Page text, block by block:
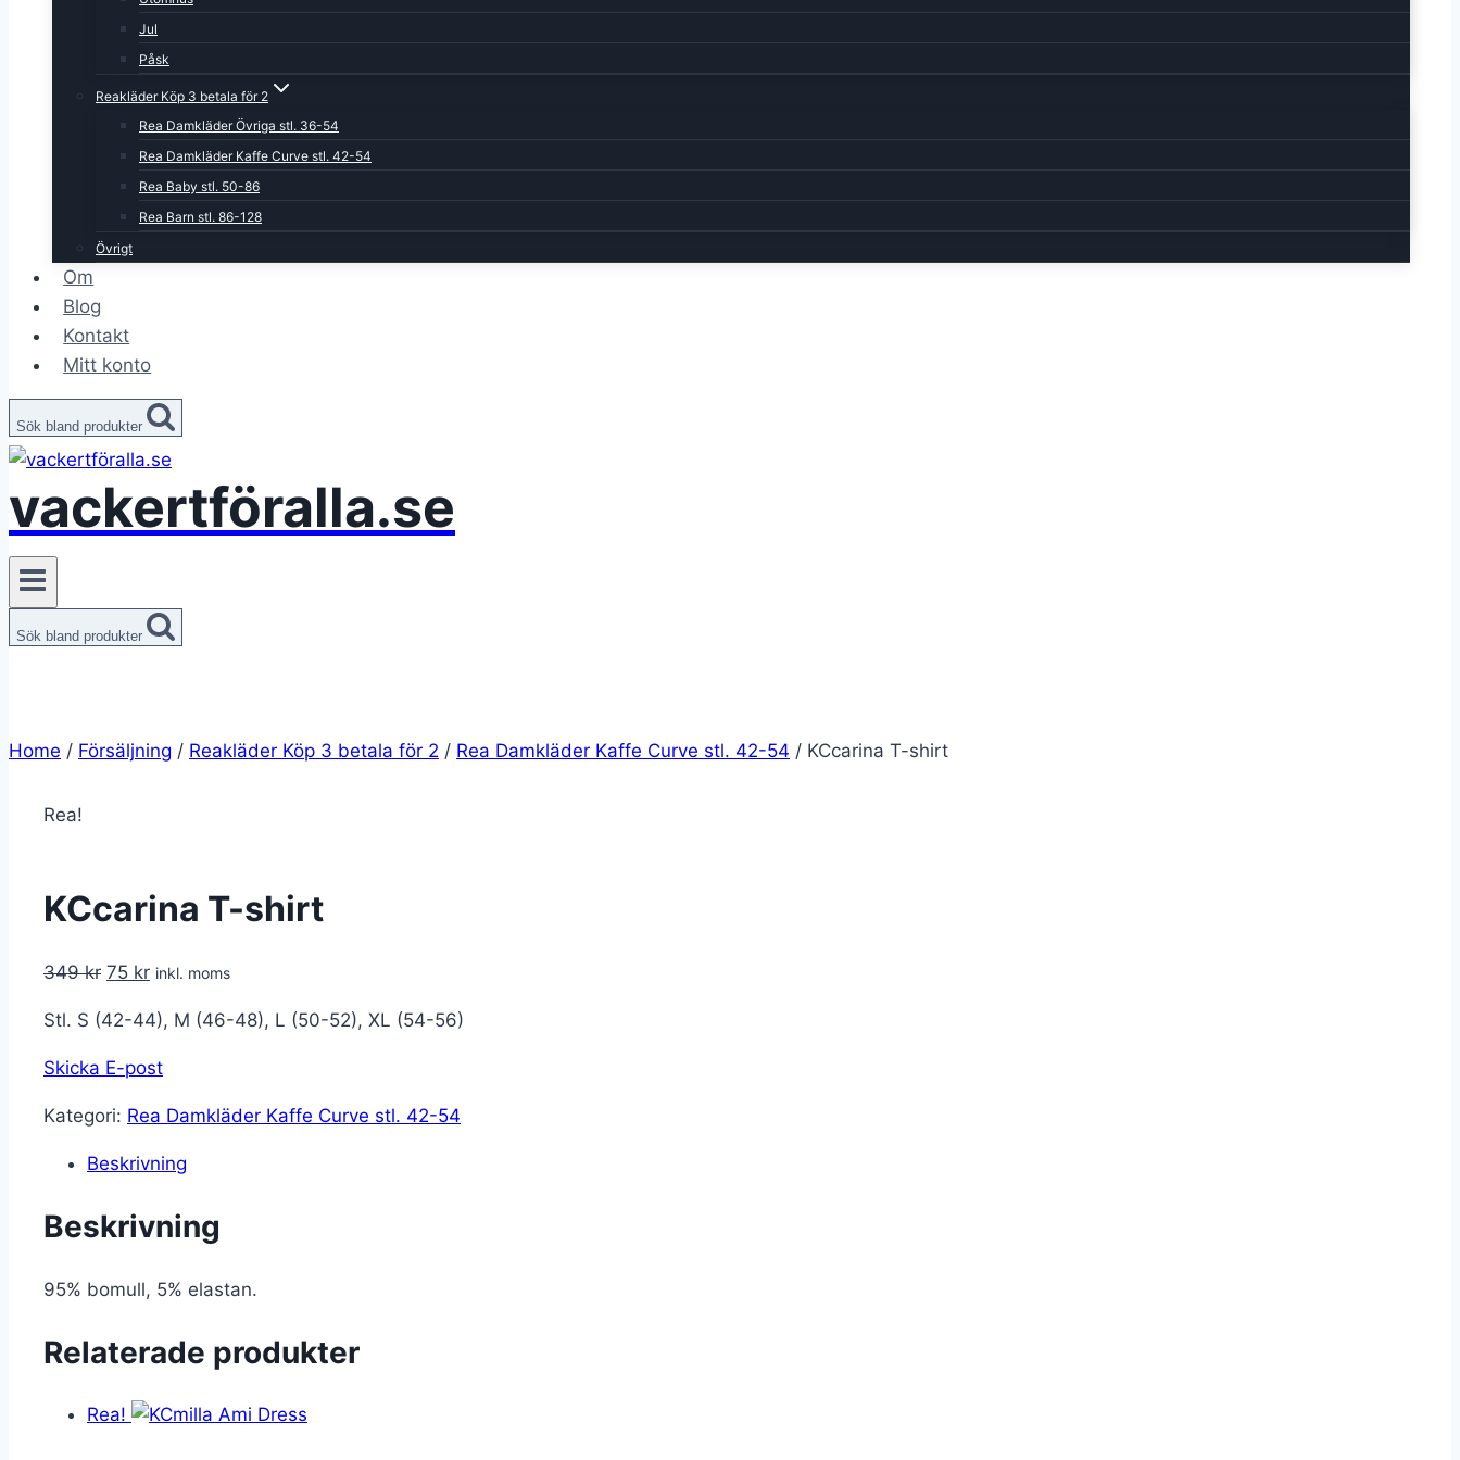
Jul
Påsk
Reakläder Köp 3 betala för 2
Rea Damkläder Övriga stl. 36-54
Rea Damkläder Kaffe Curve stl. 42-54
Rea Baby stl. 50-86
Rea Barn stl. 86-128
Övrigt
Om
Blog
Kontakt
Mitt konto
Sök bland produkter
vackertföralla.se
Sök bland produkter
Home / Försäljning / Reakläder Köp 3 betala för 2 / Rea Damkläder Kaffe Curve stl. 42-54 / KCcarina T-shirt
Rea!
KCcarina T-shirt
349kr Det
priset
var:
75 krDet
priset
är:
inkl. moms
Stl. S (42-44), M (46-48), L (50-52), XL (54-56)
Skicka E-post
Kategori: Rea Damkläder Kaffe Curve stl. 42-54
Beskrivning
Beskrivning
95% bomull, 5% elastan.
Relaterade produkter
Rea!